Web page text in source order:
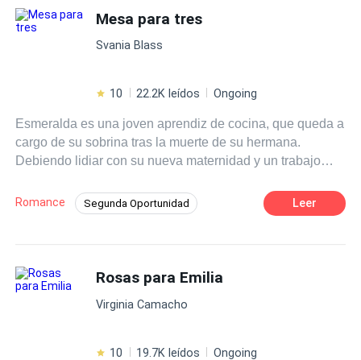
Ángelica. Algo extraño despierta en él, llevándolo a
enfrentarse a problemas con la misma mafia blanca.
CEO Traición Perdón
Mesa para tres
Svania Blass
10 22.2K leídos Ongoing
Esmeralda es una joven aprendiz de cocina, que queda a
cargo de su sobrina tras la muerte de su hermana.
Debiendo lidiar con su nueva maternidad y un trabajo
a Héctor, CEO de una prestigiosa cadena hotelera que,
impactado por las habilidades culinarias de Esmeralda,
también desafiar a su madre para que los deje
enamorarse y tener su vivir felices por siempre.
Romance Segunda Oportunidad
Independiente Contemporánea
Leer
Rosas para Emilia
Virginia Camacho
10 19.7K leídos Ongoing